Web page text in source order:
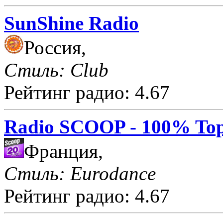
SunShine Radio
Россия,
Стиль: Club
Рейтинг радио: 4.67
Radio SCOOP - 100%
Франция,
Стиль: Eurodance
Рейтинг радио: 4.67